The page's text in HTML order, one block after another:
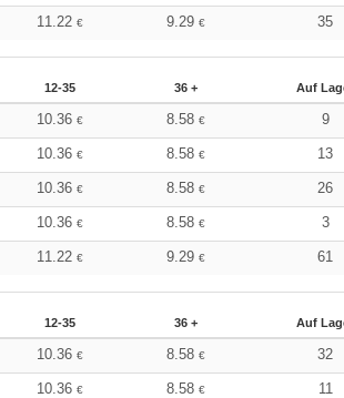
11.22€ 9.29€ 35
12-35 36 + Auf
10.36€ 8.58€ 9
10.36€ 8.58€ 13
10.36€ 8.58€ 26
10.36€ 8.58€ 3
11.22€ 9.29€ 61
12-35 36 + Auf
10.36€ 8.58€ 32
10.36€ 8.58€ 11